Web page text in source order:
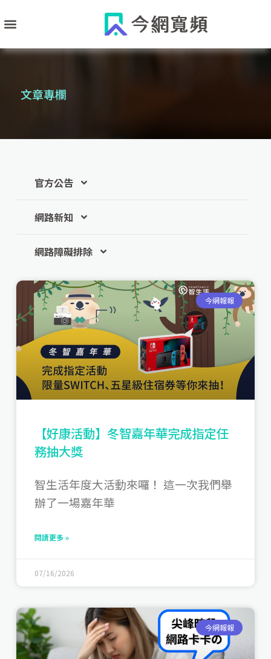
至
主
文章專欄
官方公告
網路新知
網路障礙排除
今網報報
【好康活動】冬智嘉年華完成指定任
務抽大獎
智生活年度大活動來囉！ 這一次我們舉
辦了一場嘉年華
閱讀更多 »
07/16/2026
今網報報
頁
面
頁
面